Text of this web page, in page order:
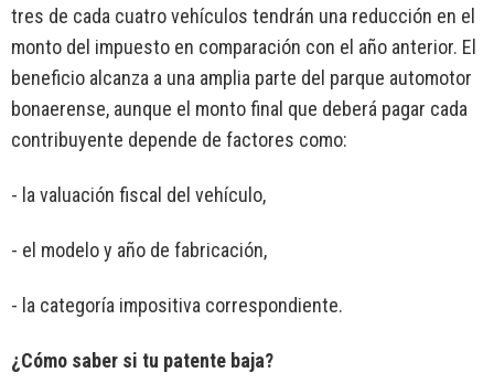
tres de cada cuatro vehículos tendrán una reducción en el
monto del impuesto en comparación con el año anterior. El
beneficio alcanza a una amplia parte del parque automotor
bonaerense, aunque el monto final que deberá pagar cada
contribuyente depende de factores como:
- la valuación fiscal del vehículo,
- el modelo y año de fabricación,
- la categoría impositiva correspondiente.
¿Cómo saber si tu patente baja?